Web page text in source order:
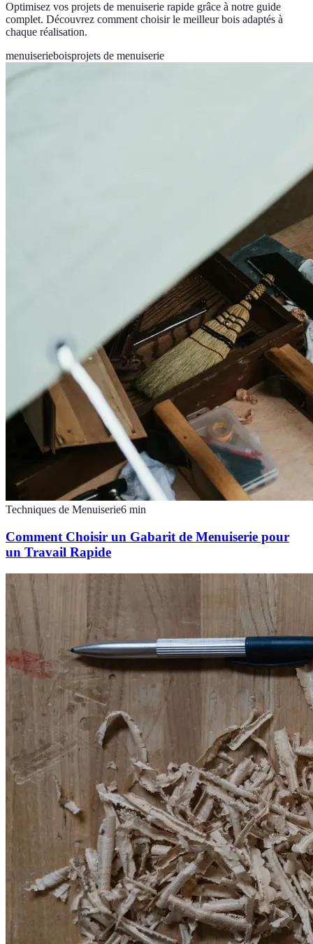
Optimisez vos projets de menuiserie rapide grâce à notre guide
complet. Découvrez comment choisir le meilleur bois adaptés à
chaque réalisation.
menuiserieboisprojets de menuiserie
Techniques de Menuiserie6 min
Comment Choisir un Gabarit de Menuiserie pour
un Travail Rapide